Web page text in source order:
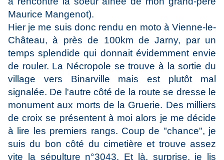
Maurice Mangenot).
Hier je me suis donc rendu en moto à Vienne-le-
Château, à près de 100km de Jarny, par un
temps splendide qui donnait évidemment envie
de rouler. La Nécropole se trouve à la sortie du
village vers Binarville mais est plutôt mal
signalée. De l'autre côté de la route se dresse le
monument aux morts de la Gruerie. Des milliers
de croix se présentent à moi alors je me décide
à lire les premiers rangs. Coup de "chance", je
suis du bon côté du cimetière et trouve assez
vite la sépulture n°3043. Et là, surprise, je lis